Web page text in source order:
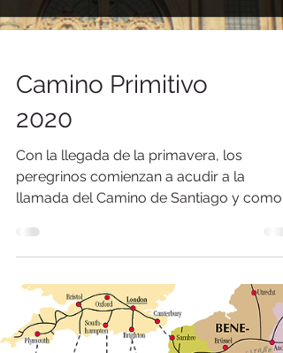
Camino Primitivo
2020
Con la llegada de la primavera, los
peregrinos comienzan a acudir a la
llamada del Camino de Santiago y como